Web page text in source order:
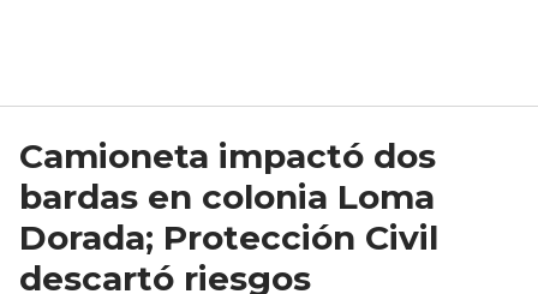
Camioneta impactó dos
bardas en colonia Loma
Dorada; Protección Civil
descartó riesgos